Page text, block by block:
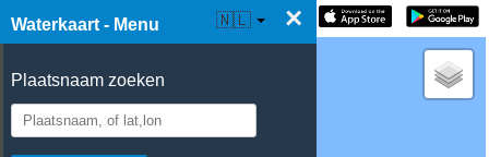
Waterkaart - Menu ×
Plaatsnaam zoeken
☰ Waterkaart Live 🇳🇱